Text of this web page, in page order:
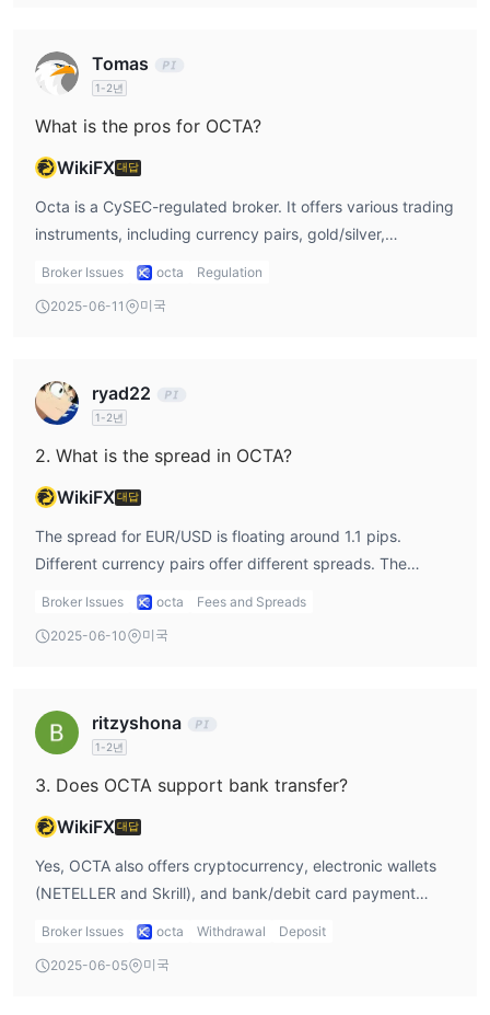
Tomas
1-2년
What is the pros for OCTA?
WikiFX대답
Octa is a CySEC-regulated broker. It offers various trading
instruments, including currency pairs, gold/silver,
commodities, indices, and cryptocurrencies. There also
Broker Issues octa Regulation
2025-06-11 미국
ryad22
1-2년
2. What is the spread in OCTA?
WikiFX대답
The spread for EUR/USD is floating around 1.1 pips.
Different currency pairs offer different spreads. The
smaller the spread, the stronger the liquidity of market
Broker Issues octa Fees and Spreads
2025-06-10 미국
ritzyshona
1-2년
3. Does OCTA support bank transfer?
WikiFX대답
Yes, OCTA also offers cryptocurrency, electronic wallets
(NETELLER and Skrill), and bank/debit card payment
Broker Issues octa Withdrawal Deposit
2025-06-05 미국